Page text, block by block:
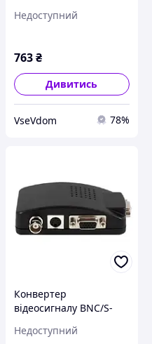
DVD і регістраторів
Недоступний
763₴
Дивитись
VseVdom 78%
Конвертер
відеосигналу BNC/S-
DVD і регістраторів
Недоступний